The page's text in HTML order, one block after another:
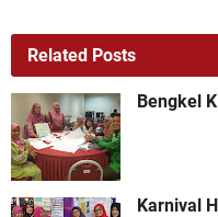
Related Posts
Bengkel
Karnival